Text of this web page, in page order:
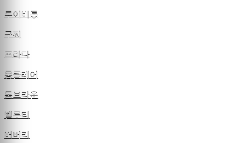
루이비통
구찌
프라다
몽클레어
톰브라운
벨루티
버버리